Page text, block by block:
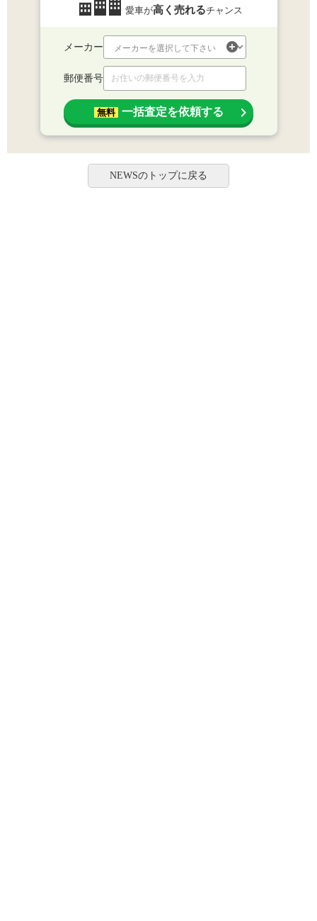
愛車が高く売れるチャンス
メーカー
郵便番号
無料 一括査定を依頼する
NEWSのトップに戻る